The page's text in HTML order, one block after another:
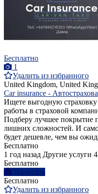
Бесплатно
1
Удалить из избранного
United Kingdom, United
Car insurance -
Ищете выгодную
работы в страховой
Подберу лучшее покрытие
лишних сложностей. И
будет дешевле, чем вы
Бесплатно
1 год назад Другие услуги
Бесплатно
Написать
Бесплатно
Удалить из избранного